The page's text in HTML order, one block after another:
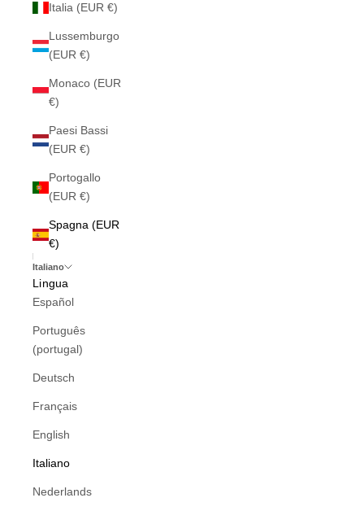
Italia (EUR €)
Lussemburgo
(EUR €)
Monaco (EUR
€)
Paesi Bassi
(EUR €)
Portogallo
(EUR €)
Spagna (EUR
€)
Italiano
Lingua
Español
Português
(portugal)
Deutsch
Français
English
Italiano
Nederlands